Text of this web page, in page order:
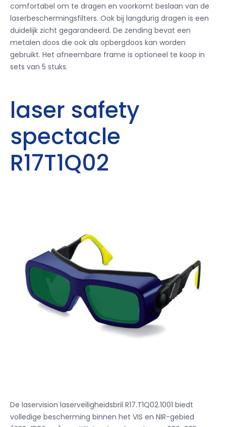
comfortabel om te dragen en voorkomt beslaan van de
laserbeschermingsfilters. Ook bij langdurig dragen is een
duidelijk zicht gegarandeerd. De zending bevat een
metalen doos die ook als opbergdoos kan worden
gebruikt. Het afneembare frame is optioneel te koop in
sets van 5 stuks.
laser safety
spectacle
R17T1Q02
De laservision laserveiligheidsbril R17.T1Q02.1001 biedt
volledige bescherming binnen het VIS en NIR-gebied